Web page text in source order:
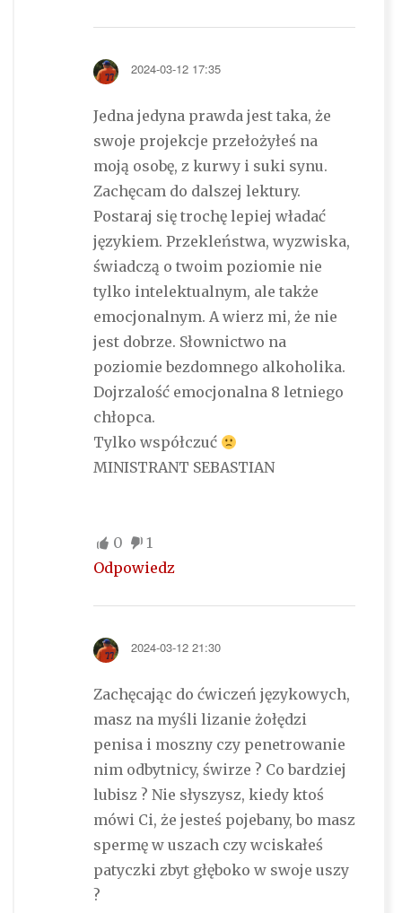
2024-03-12 17:35
Jedna jedyna prawda jest taka, że
swoje projekcje przełożyłeś na
moją osobę, z kurwy i suki synu.
Zachęcam do dalszej lektury.
Postaraj się trochę lepiej władać
językiem. Przekleństwa, wyzwiska,
świadczą o twoim poziomie nie
tylko intelektualnym, ale także
emocjonalnym. A wierz mi, że nie
jest dobrze. Słownictwo na
poziomie bezdomnego alkoholika.
Dojrzalość emocjonalna 8 letniego
chłopca.
Tylko współczuć
MINISTRANT SEBASTIAN
0
1
Odpowiedz
2024-03-12 21:30
Zachęcając do ćwiczeń językowych,
masz na myśli lizanie żołędzi
penisa i moszny czy penetrowanie
nim odbytnicy, świrze ? Co bardziej
lubisz ? Nie słyszysz, kiedy ktoś
mówi Ci, że jesteś pojebany, bo masz
spermę w uszach czy wciskałeś
patyczki zbyt głęboko w swoje uszy
?